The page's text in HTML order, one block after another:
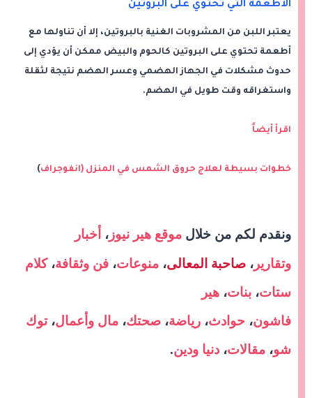
الأطعمة التي تحتوي على البروتين
يعتبر اللبن من المشروبات الغنية بالبروتين، إلا أن تناولها مع
أطعمة تحتوي على البروتين كالحوم والبيض ممكن أن يؤدي إلى
حدوث مشكلات في الجهاز الهضمي وعسر الهضم نتيجة لثقلة
واستغراقه وقت طويل في الهضم.
اقرأ أيضاً
خطوات بسيطة لعلاج حروق الشمس في المنزل (انفوجراف)
ونقدم لكم من خلال موقع هير نيوز ، أخبار
وتقارير ، صاحبة المعالى، منوعات، فن وثقافة،كلام
ستات، بنات، هير
فاشون، حوادث، رياضة، صحتك، مال وأعمال،توك
شو، مقالات، دنيا ودين.